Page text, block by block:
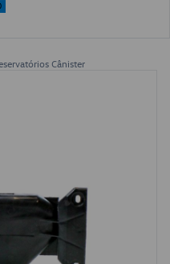
Cânister